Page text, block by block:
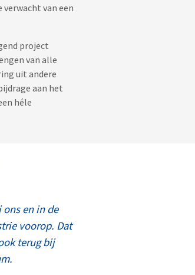
van een
project
van alle
uit andere
aan het
héle
en in de
voorop. Dat
terug bij